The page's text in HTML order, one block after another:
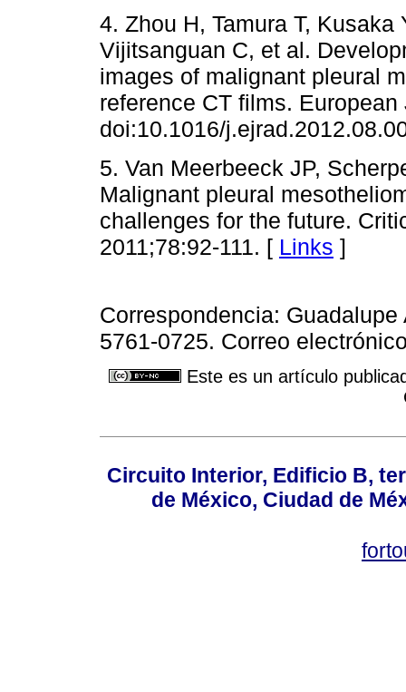
4. Zhou H, Tamura T,
Vijitsanguan C, et al.
images of malignant pleural
reference CT films.
doi:10.1016/
5. Van Meerbeeck JP,
Malignant pleural
challenges for the future.
2011;78:92-111. [ Links ]
Correspondencia:
5761-0725. Correo
Este es un artículo
Circuito Interior, Edificio B,
de México, Ciudad de